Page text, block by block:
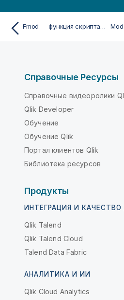
Fmod — функция скриптa и диаграммы
Справочные Ресурсы
Справочные видеоролики
Qlik Developer
Обучение
Обучение Qlik
Портал клиентов Qlik
Библиотека ресурсов
Продукты
ИНТЕГРАЦИЯ И
Qlik Talend
Qlik Talend Cloud
Talend Data Fabric
АНАЛИТИКА И ИИ
Qlik Cloud Analytics